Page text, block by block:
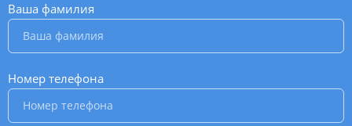
Ваша фамилия
Номер телефона